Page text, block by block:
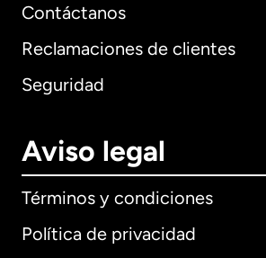
Contáctanos
Reclamaciones de clientes
Seguridad
Aviso legal
Términos y condiciones
Política de privacidad